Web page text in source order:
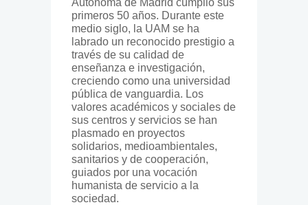
Autónoma de Madrid cumplió sus
primeros 50 años. Durante este
medio siglo, la UAM se ha
labrado un reconocido prestigio a
través de su calidad de
enseñanza e investigación,
creciendo como una universidad
pública de vanguardia. Los
valores académicos y sociales de
sus centros y servicios se han
plasmado en proyectos
solidarios, medioambientales,
sanitarios y de cooperación,
guiados por una vocación
humanista de servicio a la
sociedad.